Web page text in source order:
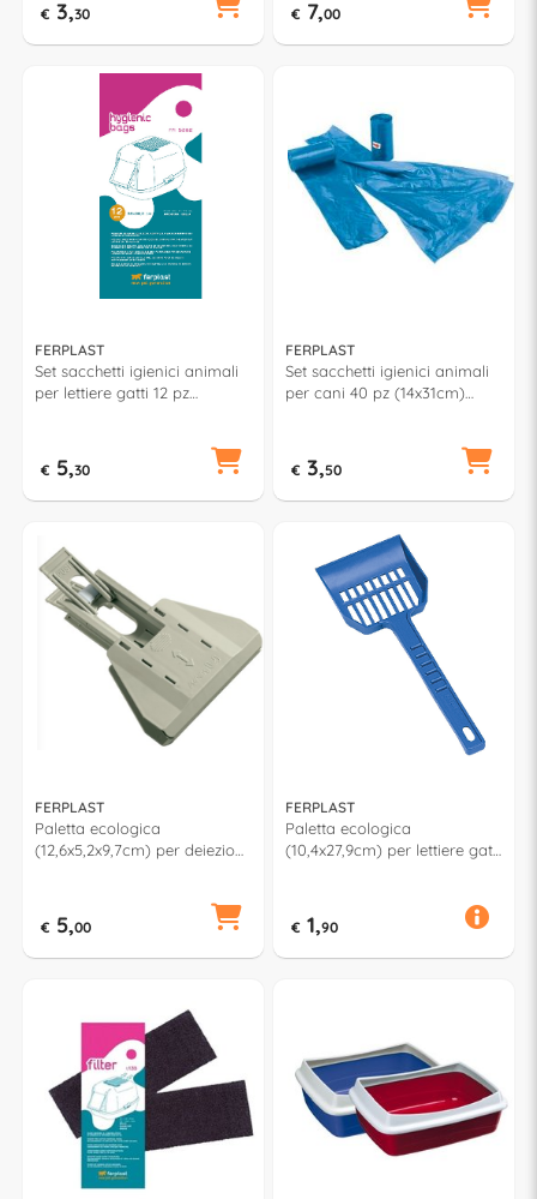
€ 3,30 € 7,00
FERPLAST
Set sacchetti igienici animali
per lettiere gatti 12 pz
€ 5,30
FERPLAST
Set sacchetti igienici animali
per cani 40 pz (14x31cm)
€ 3,50
FERPLAST
Paletta ecologica
(12,6x5,2x9,7cm) per deiezioni
€ 5,00
FERPLAST
Paletta ecologica
(10,4x27,9cm) per lettiere gatti
€ 1,90